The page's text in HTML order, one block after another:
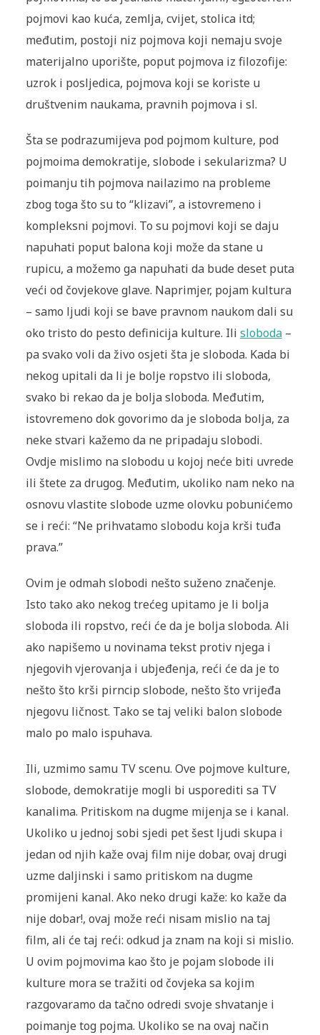
po­jmovi kao kuća, zemlja, cvijet, stolica itd;
međutim, postoji niz pojmova koji nemaju svoje
materijalno uporište, poput pojmova iz filozofije:
uzrok i posljedica, pojmova koji se koriste u
društvenim naukama, pravnih pojmova i sl.
Šta se podrazumijeva pod pojmom kulture, pod
pojmoima de­mokratije, slobode i sekularizma? U
poimanju tih pojmova nailazimo na probleme
zbog toga što su to “klizavi”, a istovremeno i
komplek­sni pojmovi. To su pojmovi koji se daju
napuhati poput balona koji može da stane u
rupicu, a možemo ga napuhati da bude deset puta
veći od čovjekove glave. Naprimjer, pojam kultura
– samo ljudi koji se bave pravnom naukom dali su
oko tristo do pesto definicija kul­ture. Ili sloboda–
pa svako voli da živo osjeti šta je sloboda. Kada bi
nekog upitali da li je bolje ropstvo ili sloboda,
svako bi rekao da je bolja sloboda. Međutim,
istovremeno dok govorimo da je sloboda bolja, za
neke stvari kažemo da ne pripadaju slobodi.
Ovdje mislimo na slobodu u kojoj neće biti uvrede
ili štete za drugog. Međutim, ukoliko nam neko na
osnovu vlastite slobode uzme olovku pobunićemo
se i reći: “Ne prihvatamo slobodu koja krši tuđa
prava.”
Ovim je odmah slobodi nešto suženo značenje.
Isto tako ako ne­kog trećeg upitamo je li bolja
sloboda ili ropstvo, reći će da je bolja sloboda. Ali
ako napišemo u novinama tekst protiv njega i
njegovih vjerovanja i ubjeđenja, reći će da je to
nešto što krši pirncip slobode, nešto što vrijeđa
njegovu ličnost. Tako se taj veliki balon slobode
malo po malo ispuhava.
Ili, uzmimo samu TV scenu. Ove pojmove kulture,
slobode, de­mokratije mogli bi usporediti sa TV
kanalima. Pritiskom na dugme mijenja se i kanal.
Ukoliko u jednoj sobi sjedi pet šest ljudi skupa i
jedan od njih kaže ovaj film nije dobar, ovaj drugi
uzme daljinski i samo pritiskom na dugme
promijeni kanal. Ako neko drugi kaže: ko kaže da
nije dobar!, ovaj može reći nisam mislio na taj
film, ali će taj reći: odkud ja znam na koji si mislio.
U ovim pojmovima kao što je pojam slobode ili
kulture mora se tražiti od čovjeka sa kojim
razgovaramo da tačno odredi svoje shvatanje i
poimanje tog pojma. Ukoliko se na ovaj način